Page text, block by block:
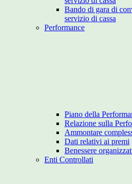
Bando di gara di
servizio di cassa
Performance
Piano della
Relazione sulla
Ammontare
Dati relativi ai premi
Benessere
Enti Controllati